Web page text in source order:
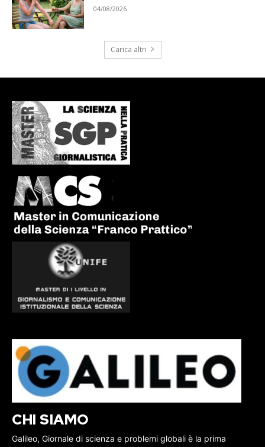
04/08/2026
Carica altri
CHI SIAMO
Galileo, Giornale di scienza e problemi globali è la prima